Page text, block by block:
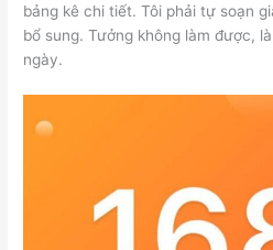
bảng kê chi tiết. Tôi phải tự soạn
bổ sung. Tưởng không làm được,
ngày.